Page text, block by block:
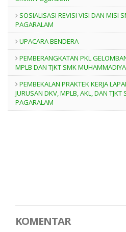
SOSIALISASI REVISI VISI DAN MISI
PAGARALAM
UPACARA BENDERA
PEMBERANGKATAN PKL
MPLB DAN TJKT SMK
PEMBEKALAN PRAKTEK KERJA
JURUSAN DKV, MPLB, AKL, DAN
PAGARALAM
KOMENTAR